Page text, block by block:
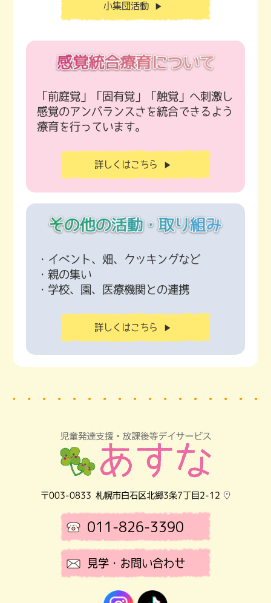
小集団活動 ▶
「前庭覚」「固有覚」「触覚」へ刺激し
感覚のアンバランスさを統合できるよう
療育を行っています。
詳しくはこちら ▶
・イベント、畑、クッキングなど
・親の集い
・学校、園、医療機関との連携
詳しくはこちら ▶
〒003-0833 札幌市白石区北郷3条7丁目2-12
011-826-3390
見学・お問い合わせ